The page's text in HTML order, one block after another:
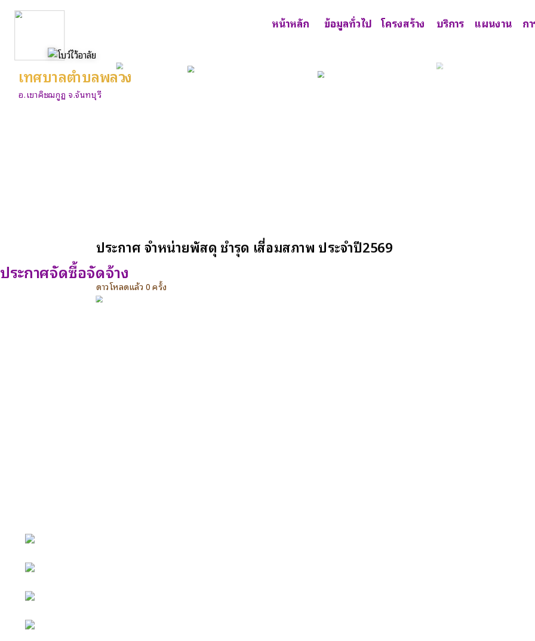
เทศบาลตำบลพลวง
อ.เขาคิชฌกูฏ จ.จันทบุรี
หน้าหลัก ข้อมูลทั่วไป โครงสร้าง บริการ แผนงาน ก
ประกาศจัดซื้อจัดจ้าง
ประกาศ จำหน่ายพัสดุ ชำรุด เสื่อมสภาพ ประจำปี2569
ดาวโหลดแล้ว 0 ครั้ง